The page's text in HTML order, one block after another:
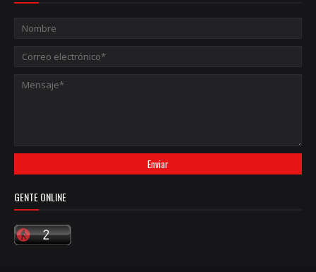
GENTE ONLINE